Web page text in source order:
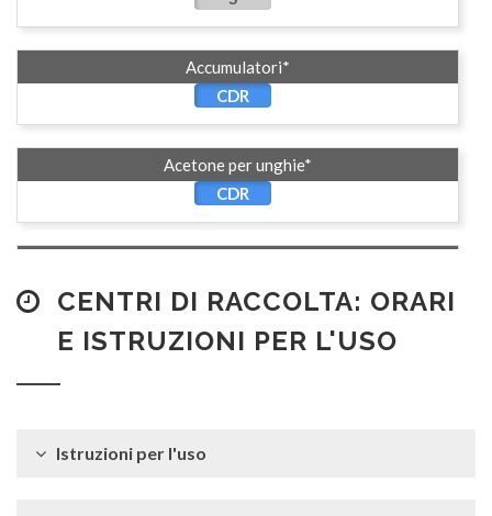
Accumulatori*
CDR
Acetone per unghie*
CDR
CDR
Agenda (senza copertina plastificata)
CENTRI DI RACCOLTA: ORARI
E ISTRUZIONI PER L'USO
Istruzioni per l'uso